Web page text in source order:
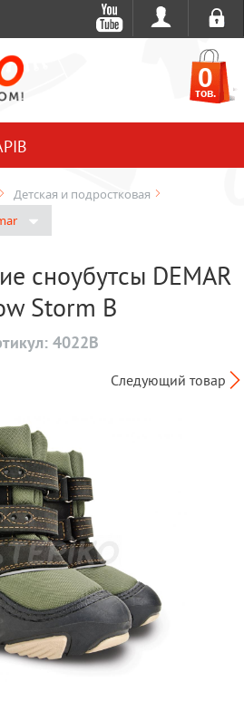
0
тов.
Детская и подростковая
сноубутсы DEMAR
Storm B
4022B
Следующий товар